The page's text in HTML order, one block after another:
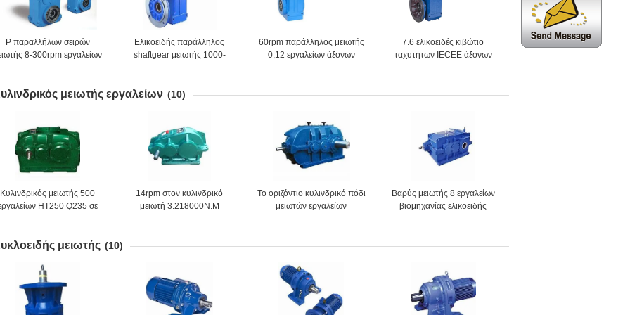
Ρ παραλλήλων σειρών
8-300rpm εργαλείων
Ελικοειδής παράλληλος
shaftgear μειωτής 1000-
60rpm παράλληλος μειωτής
0,12 εργαλείων άξονων
7.6 ελικοειδές κιβώτιο
ταχυτήτων IECEE άξονων
μειωτής εργαλείων (10)
Κυλινδρικός μειωτής 500
HT250 Q235 σε
14rpm στον κυλινδρικό
μειωτή 3.218000N.M
Το οριζόντιο κυλινδρικό πόδι
μειωτών εργαλείων
Βαρύς μειωτής 8 εργαλείων
βιομηχανίας ελικοειδής
μειωτής (10)